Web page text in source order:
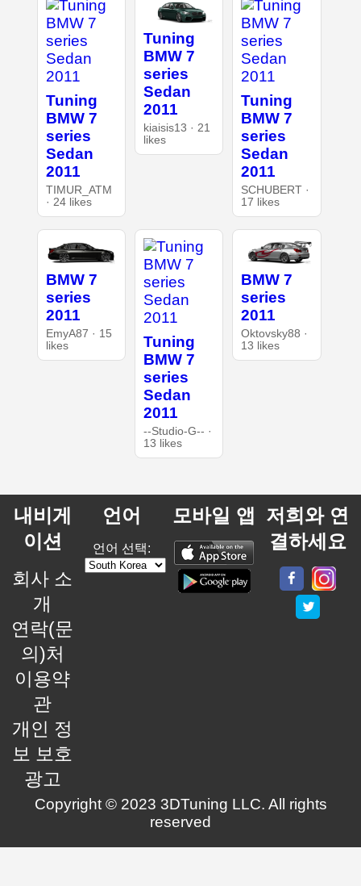
Tuning
BMW 7
series
Sedan
2011
TIMUR_ATM
· 24 likes
Tuning
BMW 7
series
Sedan
2011
kiaisis13 · 21
likes
Tuning
BMW 7
series
Sedan
2011
SCHUBERT ·
17 likes
BMW 7
series
2011
EmyA87 · 15
likes
Tuning
BMW 7
series
Sedan
2011
--Studio-G-- ·
13 likes
BMW 7
series
2011
Oktovsky88 ·
13 likes
내비게
이션
회사 소
개
연락(문
의)처
이용약
관
개인 정
보 보호
광고
언어
언어 선택:
모바일 앱 저희와 연
결하세요
Copyright © 2023 3DTuning LLC. All rights
reserved